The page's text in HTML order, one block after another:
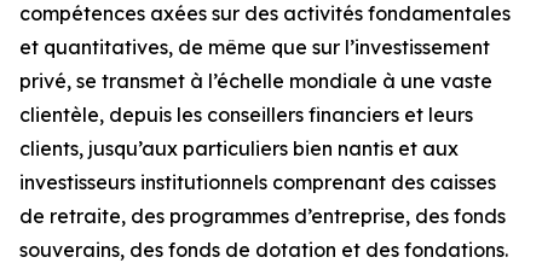
compétences axées sur des activités fondamentales
et quantitatives, de même que sur l’investissement
privé, se transmet à l’échelle mondiale à une vaste
clientèle, depuis les conseillers financiers et leurs
clients, jusqu’aux particuliers bien nantis et aux
investisseurs institutionnels comprenant des caisses
de retraite, des programmes d’entreprise, des fonds
souverains, des fonds de dotation et des fondations.